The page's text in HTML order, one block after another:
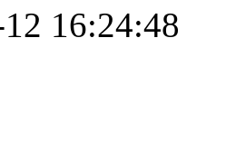
16:24:48